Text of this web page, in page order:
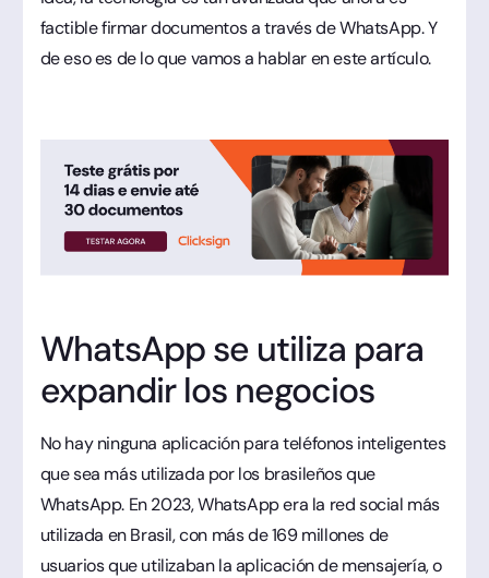
factible firmar documentos a través de WhatsApp. Y
de eso es de lo que vamos a hablar en este artículo.
WhatsApp se utiliza para
expandir los negocios
No hay ninguna aplicación para teléfonos inteligentes
que sea más utilizada por los brasileños que
WhatsApp. En 2023, WhatsApp era la red social más
utilizada en Brasil, con más de 169 millones de
usuarios que utilizaban la aplicación de mensajería, o